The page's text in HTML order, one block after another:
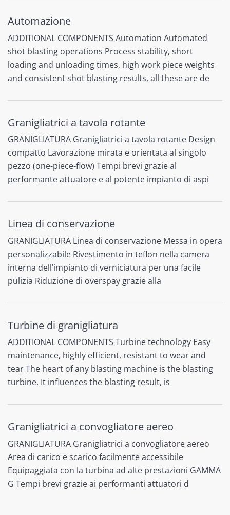
Automazione
ADDITIONAL COMPONENTS Automation Automated
shot blasting operations Process stability, short
loading and unloading times, high work piece weights
and consistent shot blasting results, all these are de
Granigliatrici a tavola rotante
GRANIGLIATURA Granigliatrici a tavola rotante Design
compatto Lavorazione mirata e orientata al singolo
pezzo (one-piece-flow) Tempi brevi grazie al
performante attuatore e al potente impianto di aspi
Linea di conservazione
GRANIGLIATURA Linea di conservazione Messa in opera
personalizzabile Rivestimento in teflon nella camera
interna dell’impianto di verniciatura per una facile
pulizia Riduzione di overspay grazie alla
Turbine di granigliatura
ADDITIONAL COMPONENTS Turbine technology Easy
maintenance, highly efficient, resistant to wear and
tear The heart of any blasting machine is the blasting
turbine. It influences the blasting result, is
Granigliatrici a convogliatore aereo
GRANIGLIATURA Granigliatrici a convogliatore aereo
Area di carico e scarico facilmente accessibile
Equipaggiata con la turbina ad alte prestazioni GAMMA
G Tempi brevi grazie ai performanti attuatori d